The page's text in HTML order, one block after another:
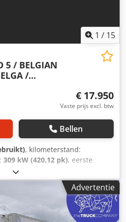
1 / 15
5 / BELGIAN
/...
€ 17.950
Vaste prijs excl. btw
Bellen
, kilometerstand:
309 kW (420,12 pk), eerste
4x2, brandstof:
, soort overbrenging:
Euro 5 , ophanging:staal-
Advertentie